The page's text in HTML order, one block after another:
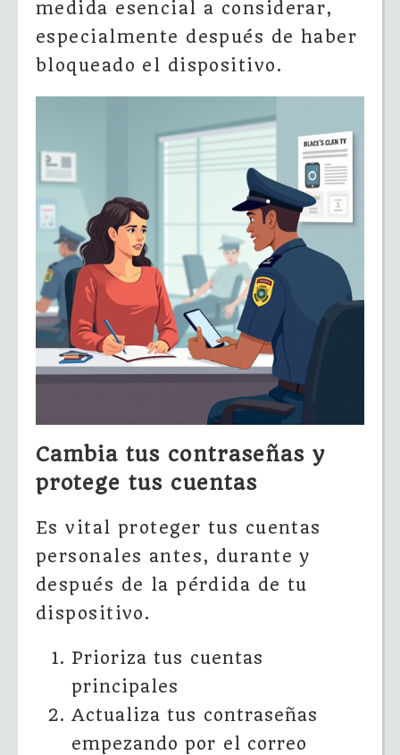
medida esencial a considerar,
especialmente después de haber
bloqueado el dispositivo.
Cambia tus contraseñas y
protege tus cuentas
Es vital proteger tus cuentas
personales antes, durante y
después de la pérdida de tu
dispositivo.
Prioriza tus cuentas
principales
Actualiza tus contraseñas
empezando por el correo